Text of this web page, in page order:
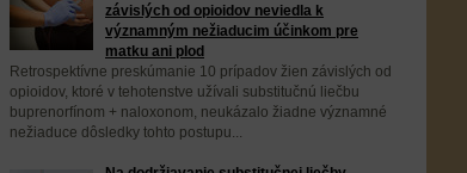
závislých od opioidov neviedla k
významným nežiaducim účinkom pre
matku ani plod
Retrospektívne preskúmanie 10 prípadov žien závislých od
opioidov, ktoré v tehotenstve užívali substitučnú liečbu
buprenorfínom + naloxonom, neukázalo žiadne významné
nežiaduce dôsledky tohto postupu...